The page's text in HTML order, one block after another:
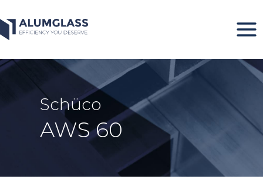
do
treści
Schüco
AWS 60